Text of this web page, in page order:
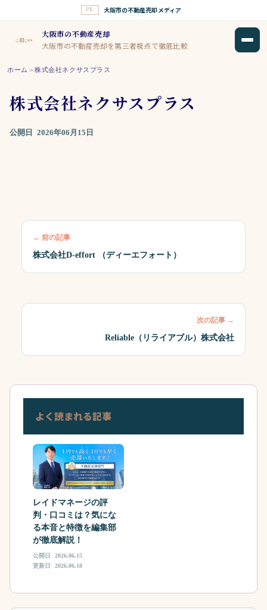
PR 大阪市の不動産売却メディア
⌂▦⌂↔
大阪市の不動産売却
大阪市の不動産売却を第三者視点で徹底比較
ホーム ＞株式会社ネクサスプラス
株式会社ネクサスプラス
公開日 2026年06月15日
← 前の記事
株式会社D-effort （ディーエフォート）
次の記事 →
Reliable（リライアブル）株式会社
よく読まれる記事
レイドマネージの評
判・口コミは？気にな
る本音と特徴を編集部
が徹底解説！
公開日
2026.06.15
更新日
2026.06.18